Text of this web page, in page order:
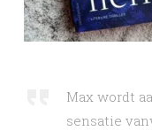
Max wordt
sensatie